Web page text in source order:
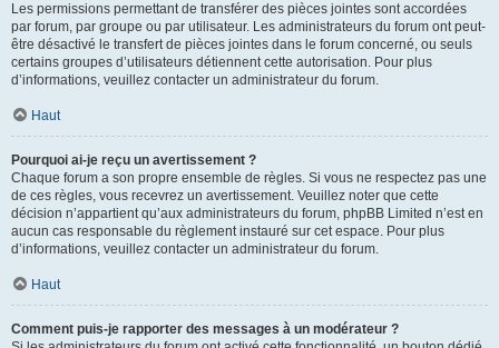
Les permissions permettant de transférer des pièces jointes sont accordées
par forum, par groupe ou par utilisateur. Les administrateurs du forum ont peut-
être désactivé le transfert de pièces jointes dans le forum concerné, ou seuls
certains groupes d’utilisateurs détiennent cette autorisation. Pour plus
d’informations, veuillez contacter un administrateur du forum.
Haut
Pourquoi ai-je reçu un avertissement ?
Chaque forum a son propre ensemble de règles. Si vous ne respectez pas une
de ces règles, vous recevrez un avertissement. Veuillez noter que cette
décision n’appartient qu’aux administrateurs du forum, phpBB Limited n’est en
aucun cas responsable du règlement instauré sur cet espace. Pour plus
d’informations, veuillez contacter un administrateur du forum.
Haut
Comment puis-je rapporter des messages à un modérateur ?